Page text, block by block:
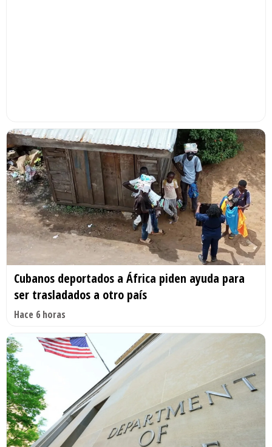
Cubanos deportados a África piden ayuda para
ser trasladados a otro país
Hace 6 horas